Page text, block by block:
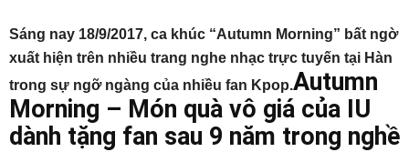
Sáng nay 18/9/2017, ca khúc “Autumn Morning” bất ngờ
xuất hiện trên nhiều trang nghe nhạc trực tuyến tại Hàn
trong sự ngỡ ngàng của nhiều fan Kpop.Autumn
Morning – Món quà vô giá của IU
dành tặng fan sau 9 năm trong nghề